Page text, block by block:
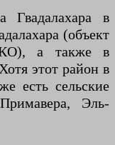
Гвадалахара в
(объект
а также в
этот район в
есть сельские
Эль-